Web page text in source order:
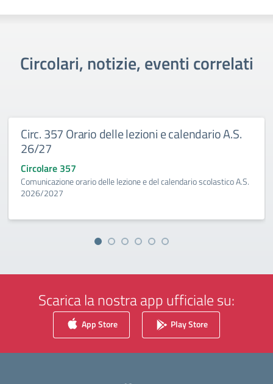
Circolari, notizie, eventi correlati
Circ. 357 Orario delle lezioni e calendario A.S.
26/27
Circolare 357
Comunicazione orario delle lezione e del calendario scolastico A.S.
2026/2027
Scarica la nostra app ufficiale su:
App Store Play Store